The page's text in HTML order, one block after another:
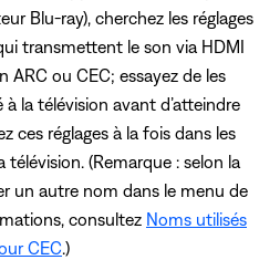
Blu-ray), cherchez les réglages
transmettent le son via HDMI
ou CEC; essayez de les
à la télévision avant d’atteindre
ces réglages à la fois dans les
télévision. (Remarque : selon la
un autre nom dans le menu de
consultez Noms utilisés
CEC .)